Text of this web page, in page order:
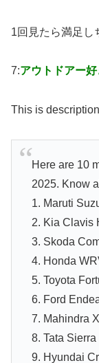
1回見たら満足し
7:アウトドアー好
This is description
Here are 10
2025. Know
1. Maruti
2. Kia Clavis
3. Skoda
4. Honda
5. Toyota
6. Ford
7. Mahindra
8. Tata Sierra
9. Hyundai